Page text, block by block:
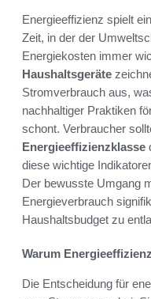
Energieeffizienz spielt
Zeit, in der der
Energiekosten immer
Haushaltsgeräte
Stromverbrauch aus,
nachhaltiger Praktiken
schont. Verbraucher
Energieeffizienzklasse
diese wichtige
Der bewusste Umgang
Energieverbrauch
Haushaltsbudget zu
Warum
Die Entscheidung für